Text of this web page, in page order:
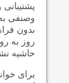
وصنفی به
بدون
روز به
حاشیه
برای